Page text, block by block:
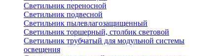
Светильник переносной
Светильник подвесной
Светильник пылевлагозащищенный
Светильник торшерный, столбик световой
Светильник трубчатый для модульной системы
освещения